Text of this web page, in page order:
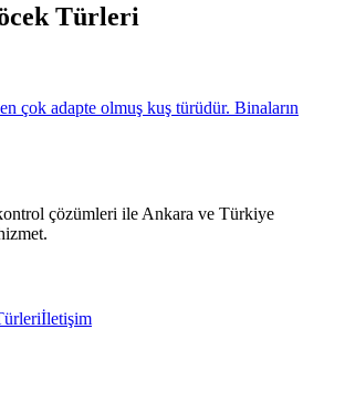
Türleri
çok adapte olmuş kuş türüdür. Binaların
çözümleri ile Ankara ve Türkiye
İletişim